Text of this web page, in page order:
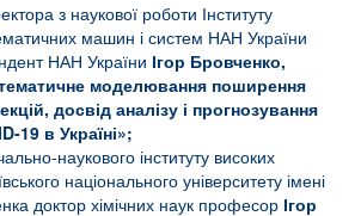
з наукової роботи Інституту
машин і систем НАН України
НАН України Ігор Бровченко,
моделювання поширення
досвід аналізу і прогнозування
19 в Україні»;
наукового інституту високих
національного університету імені
доктор хімічних наук професор Ігор